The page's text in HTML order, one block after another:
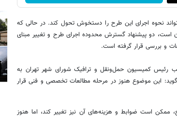
نحوه اجرای این طرح را دستخوش تحول کند. در حالی که
است، دو پیشنهاد گسترش محدوده اجرای طرح و تغییر مبنای
و بررسی قرار گرفته است.
رئیس کمیسیون حمل‌ونقل و ترافیک شورای شهر تهران به
این موضوع هنوز در مرحله مطالعات تخصصی و فنی قرار
است ضوابط و هزینه‌های آن نیز تغییر کند، اما هنوز